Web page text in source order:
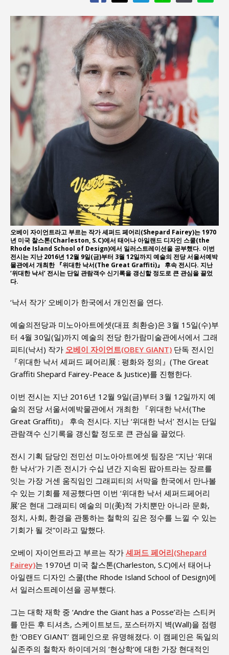
오베이 자이언트라고 부르는 작가 셰퍼드 페어리(Shepard Fairey)는 1970
년 미국 찰스톤(Charleston, S.C)에서 태어나 아일랜드 디자인 스쿨(the
Rhode Island School of Design)에서 일러스트레이션을 공부했다. 이번
전시는 지난 2016년 12월 9일(금)부터 3월 12일까지 예술의 전당 서울서예박
물관에서 개최한 『위대한 낙서(The Great Graffiti)』 후속 전시다. 지난
‘위대한 낙서’ 전시는 단일 관람객수 신기록을 갱신할 정도로 큰 관심을 끌었
다.
‘낙서 작가’ 오베이가 한국에서 개인전을 연다.
예술의전당과 미노아아트에셋(대표 최환승)은 3월 15일(수)부
터 4월 30일(일)까지 예술의 전당 한가람미술관에서에서 그래
피티(낙서) 작가 오베이 자이언트(OBEY GIANT) 단독 전시인
『위대한 낙서 셰퍼드 페어리展 : 평화와 정의』(The Great
Graffiti Shepard Fairey-Peace & Justice)를 진행한다.
이번 전시는 지난 2016년 12월 9일(금)부터 3월 12일까지 예
술의 전당 서울서예박물관에서 개최한 『위대한 낙서(The
Great Graffiti)』 후속 전시다. 지난 ‘위대한 낙서’ 전시는 단일
관람객수 신기록을 갱신할 정도로 큰 관심을 끌었다.
전시 기획 담당인 전민선 미노아아트에셋 팀장은 “지난 ‘위대
한 낙서’가 기존 전시가 수십 년간 지속된 팝아트라는 장르를
잇는 가장 거센 움직임인 그래피티의 서막을 한국에서 만나볼
수 있는 기회를 제공했다면 이번 ‘위대한 낙서 셰퍼드페어리
展’은 현대 그래피티 예술의 미(美)적 가치뿐만 아니라 문화,
정치, 사회, 환경을 관통하는 철학의 깊은 정수를 느낄 수 있는
기회가 될 것”이라고 말했다.
오베이 자이언트라고 부르는 작가 셰퍼드 페어리(Shepard
Fairey)는 1970년 미국 찰스톤(Charleston, S.C)에서 태어나
아일랜드 디자인 스쿨(the Rhode Island School of Design)에
서 일러스트레이션을 공부했다.
그는 대학 재학 중 ‘Andre the Giant has a Posse’라는 스티커
를 만든 후 티셔츠, 스케이트보드, 포스터까지 벽(Wall)을 점령
한 ‘OBEY GIANT’ 캠페인으로 유명해졌다. 이 캠페인은 독일의
실존주의 철학자 하이데거의 ‘현상학’에 대한 가장 현대적인